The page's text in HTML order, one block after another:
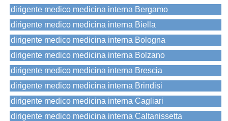
dirigente medico medicina interna Bergamo
dirigente medico medicina interna Biella
dirigente medico medicina interna Bologna
dirigente medico medicina interna Bolzano
dirigente medico medicina interna Brescia
dirigente medico medicina interna Brindisi
dirigente medico medicina interna Cagliari
dirigente medico medicina interna Caltanissetta